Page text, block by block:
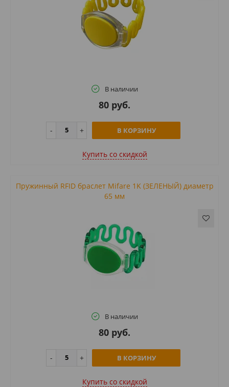
В наличии
80 руб.
В КОРЗИНУ
Купить cо скидкой
Пружинный RFID браслет Mifare 1K (ЗЕЛЕНЫЙ) диаметр
65 мм
В наличии
80 руб.
В КОРЗИНУ
Купить cо скидкой